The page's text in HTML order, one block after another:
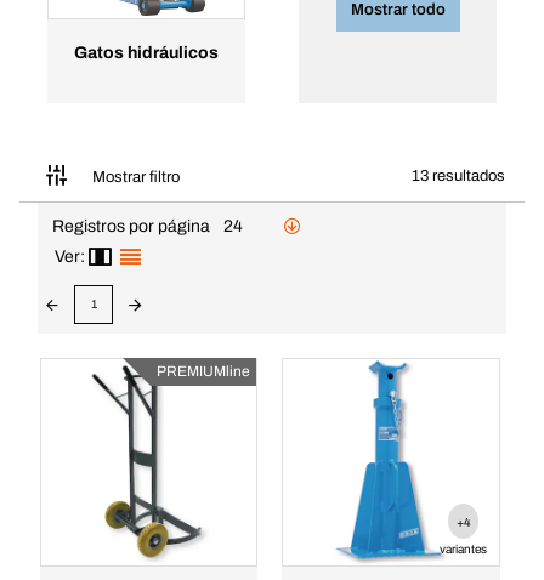
Gatos hidráulicos
Mostrar todo
Mostrar filtro 13 resultados
Registros por página
24
Ver:
1
PREMIUMline
+4
variantes